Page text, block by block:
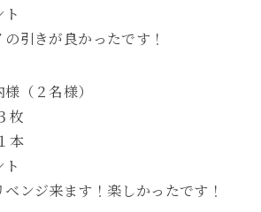
ト
引きが良かったです！
（２名様）
枚
本
ト
ベンジ来ます！楽しかったです！